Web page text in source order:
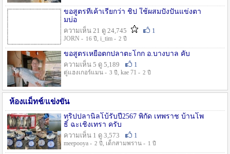
ขอสูตรที่เค้าเรียกว่า ชิป ใช้ผสมปังปั่นแข่งตา
มบ่อ
ความเห็น 21 ดู 24,745
1
JORN - 16 ปี , i_tim - 2 ปี
ขอสูตรเหยื่อตกปลาตะโกก อ.บางบาล คับ
ความเห็น 5 ดู 5,189
1
ตู่แฮงเกอร์แมน - 3 ปี , kae 71 - 2 ปี
ห้องแม็ทช์/แข่งขัน
ทริปปลานิลโบ้รับปี2567 พิกัด เทพราช บ้านโพ
ธิ์ ฉะเชิงเทรา ครับ
ความเห็น 1 ดู 3,573
1
meepooya - 2 ปี , เด็กสามพราน - 1 ปี